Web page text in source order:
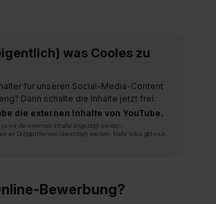
was Cooles zu
für unseren Social-Media-Content
Dann schalte die Inhalte jetzt frei.
die externen Inhalte von YouTube.
mir die externen Inhalte angezeigt werden.
an Drittplattformen übermittelt werden. Mehr Infos gibt es in
Bewerbung?